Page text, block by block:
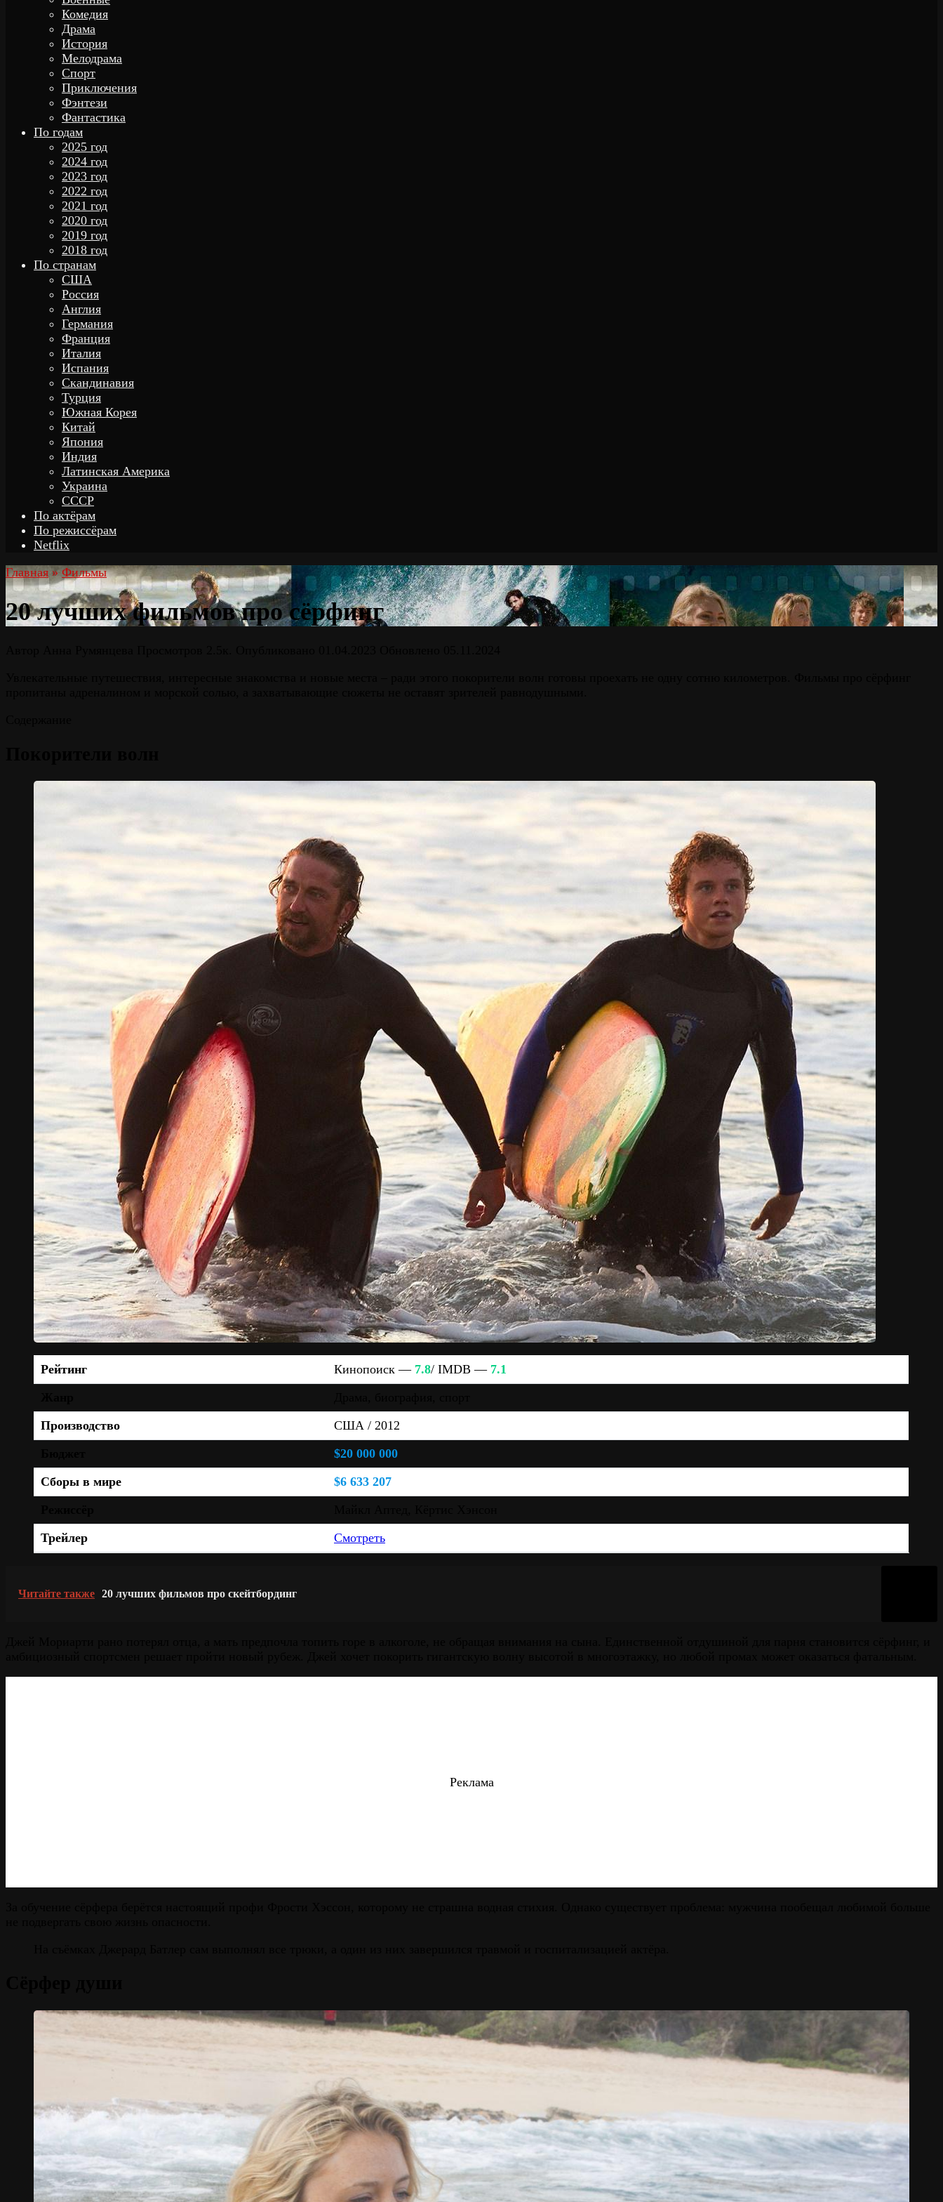
Комедия
Драма
История
Мелодрама
Спорт
Приключения
Фэнтези
Фантастика
По годам
2025 год
2024 год
2023 год
2022 год
2021 год
2020 год
2019 год
2018 год
По странам
США
Россия
Англия
Германия
Франция
Италия
Испания
Скандинавия
Турция
Южная Корея
Китай
Япония
Индия
Латинская Америка
Украина
СССР
По актёрам
По режиссёрам
Netflix
Главная » Фильмы
20 лучших фильмов про сёрфинг
Рейтинг Кинопоиск — 7.8/ IMDB —7.1
Производство
США / 2012
$20 000 000
Сборы в мире
$6 633 207
Трейлер
Смотреть
Читайте также 20 лучших фильмов про скейтбординг
Реклама